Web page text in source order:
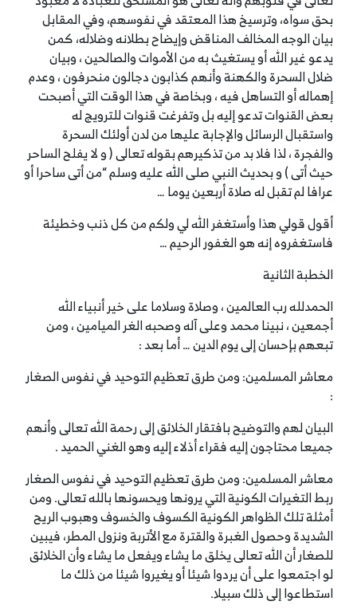
بحق سواه، وترسيخ هذا المعتقد في نفوسهم، وفي المقابل
بيان الوجه المخالف المناقض وإيضاح بطلانه وضلاله، كمن
يدعو غير الله أو يستغيث به من الأموات والصالحين ، وبيان
ضلال السحرة والكهنة وأنهم كذابون دجالون منحرفون ، وعدم
إهماله أو التساهل فيه ، وبخاصة في هذا الوقت التي أصبحت
بعض القنوات تدعو إليه بل وتفرغت قنوات للترويج له
واستقبال الرسائل والإجابة عليها من لدن أولئك السحرة
والفجرة ، لذا فلا بد من تذكيرهم بقوله تعالى ( و لا يفلح الساحر
حيث أتى ) و بحديث النبي صلى الله عليه وسلم “من أتى ساحرا أو
عرافا لم تقبل له صلاة أربعين يوما …
أقول قولي هذا وأستغفر الله لي ولكم من كل ذنب وخطيئة
فاستغفروه إنه هو الغفور الرحيم …
الخطبة الثانية
الحمدلله رب العالمين ، وصلاة وسلاما على خير أنبياء الله
أجمعين ، نبينا محمد وعلى آله وصحبه الغر الميامين ، ومن
تبعهم بإحسان إلى يوم الدين … أما بعد :
معاشر المسلمين: ومن طرق تعظيم التوحيد في نفوس الصغار
:
البيان لهم والتوضيح بافتقار الخلائق إلى رحمة الله تعالى وأنهم
جميعا محتاجون إليه فقراء أذلاء إليه وهو الغني الحميد .
معاشر المسلمين: ومن طرق تعظيم التوحيد في نفوس الصغار
ربط التغيرات الكونية التي يرونها ويحسونها بالله تعالى. ومن
أمثلة تلك الظواهر الكونية الكسوف والخسوف وهبوب الريح
الشديدة وحصول الغبرة والقترة مع الأتربة ونزول المطر، فيبين
للصغار أن الله تعالى يخلق ما يشاء ويفعل ما يشاء وأن الخلائق
لو اجتمعوا على أن يردوا شيئا أو يغيروا شيئا من ذلك ما
استطاعوا إلى ذلك سبيلا.